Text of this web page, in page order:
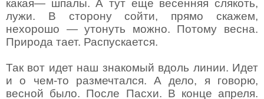
какая— шпалы. А тут еще весенняя слякоть,
лужи. В сторону сойти, прямо скажем,
нехорошо — утонуть можно. Потому весна.
Природа тает. Распускается.
Так вот идет наш знакомый вдоль линии. Идет
и о чем-то размечтался. А дело, я говорю,
весной было. После Пасхи. В конце апреля.